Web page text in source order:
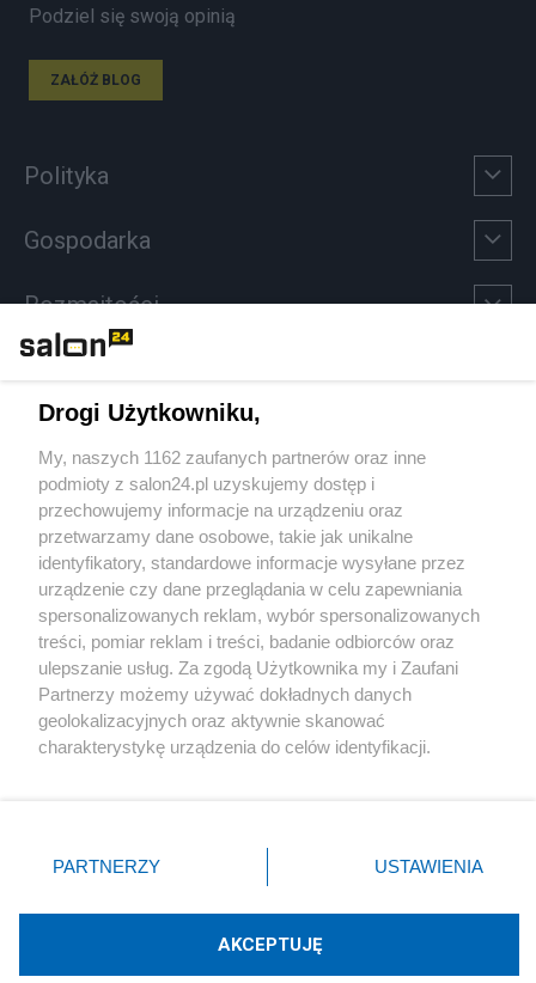
Podziel się swoją opinią
ZAŁÓŻ BLOG
Polityka
Gospodarka
Rozmaitości
Sport
Społeczeństwo
Kultura
X Facebook Instagram Youtube
Technologię dostarcza:W3media.pl
Drogi Użytkowniku,
My, naszych 1162 zaufanych partnerów oraz inne
podmioty z salon24.pl uzyskujemy dostęp i
przechowujemy informacje na urządzeniu oraz
przetwarzamy dane osobowe, takie jak unikalne
identyfikatory, standardowe informacje wysyłane przez
urządzenie czy dane przeglądania w celu zapewniania
spersonalizowanych reklam, wybór spersonalizowanych
treści, pomiar reklam i treści, badanie odbiorców oraz
ulepszanie usług. Za zgodą Użytkownika my i Zaufani
Partnerzy możemy używać dokładnych danych
geolokalizacyjnych oraz aktywnie skanować
charakterystykę urządzenia do celów identyfikacji.
zmienić/wycofać klikając przycisk ustawień prywatności
znajdujący się w lewym dolnym rogu strony
rodzaje przetwarzania danych nie wymagają zgody
użytkownika, ale masz prawo sprzeciwić się takiemu
PARTNERZY USTAWIENIA
AKCEPTUJĘ